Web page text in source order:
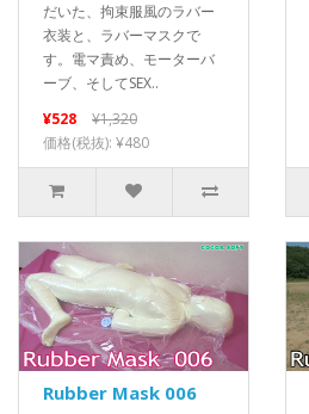
だいた、拘束服風のラバー
衣装と、ラバーマスクで
す。電マ責め、モーターバ
ーブ、そしてSEX..
¥528
¥1,320
価格(税抜): ¥480
Rubber Mask 006